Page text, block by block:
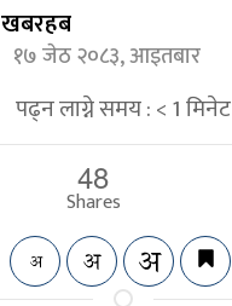
खबरहब
१७ जेठ २०८३, आइतबार
पढ्न लाग्ने समय :< 1मिनेट
48
Shares